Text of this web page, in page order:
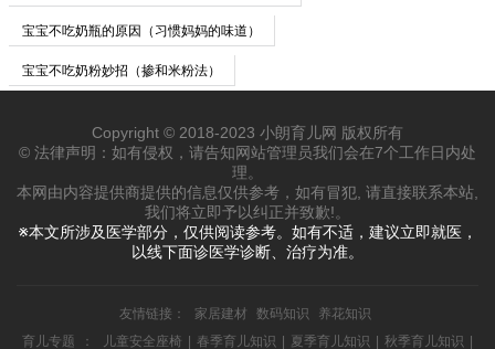
宝宝不吃奶瓶的原因（习惯妈妈的味道）
宝宝不吃奶粉妙招（掺和米粉法）
Copyright © 2018-2023 小朗育儿网 版权所有
© 法律声明：如有侵权，请告知网站管理员我们会在7个工作日内处
理。
本网由内容提供商提供的信息仅供参考，如有冒犯, 请直接联系本站,
我们将立即予以纠正并致歉!。
※本文所涉及医学部分，仅供阅读参考。如有不适，建议立即就医，
以线下面诊医学诊断、治疗为准。
友情链接： 家居建材 数码知识
养花知识
育儿专题
： 儿童安全座椅 春季育儿知识 夏季育儿知识 秋季育儿知识